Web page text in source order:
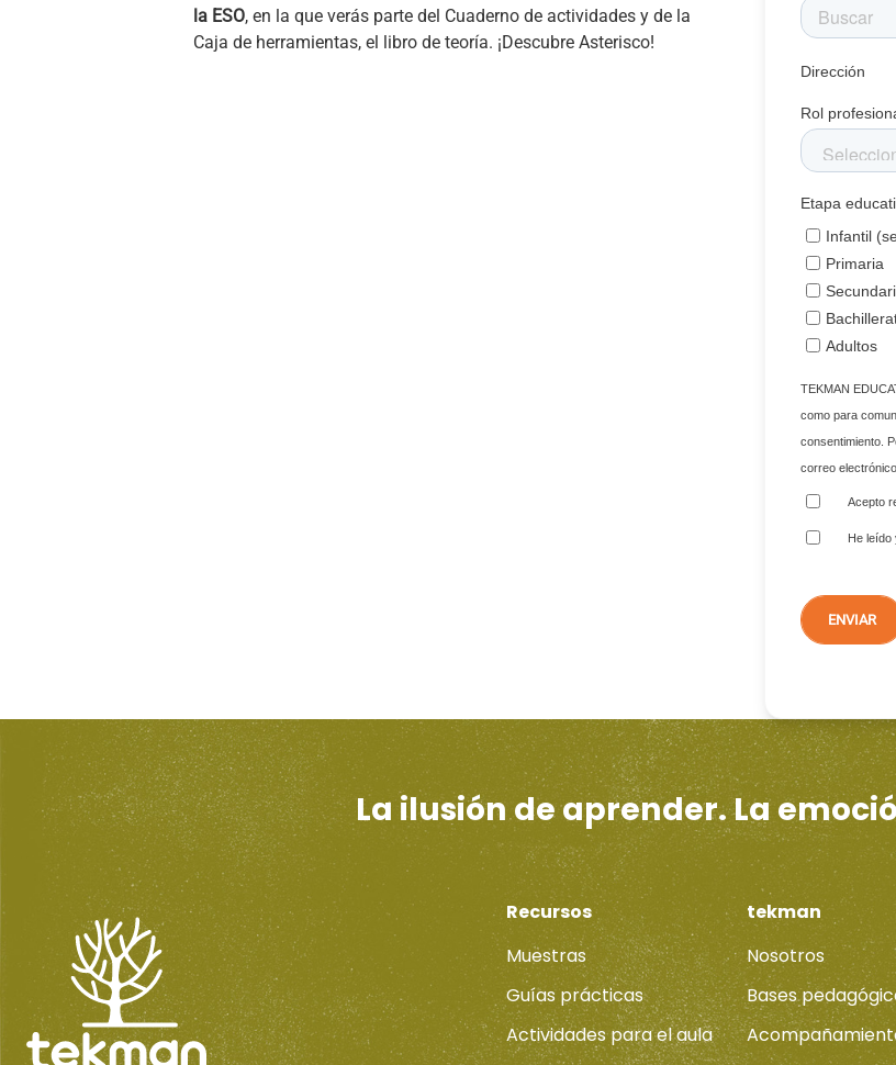
la ESO, en la que verás parte del Cuaderno de actividades y de la
Caja de herramientas, el libro de teoría. ¡Descubre Asterisco!
Dirección
Rol
Etapa
Infantil
Primaria
Adultos
TEKMAN
como para
consentimiento.
correo
Acepto
He leído
La ilusión de aprender. La
Recursos
Muestras
Guías prácticas
Actividades para el aula
tekman
Nosotros
Bases